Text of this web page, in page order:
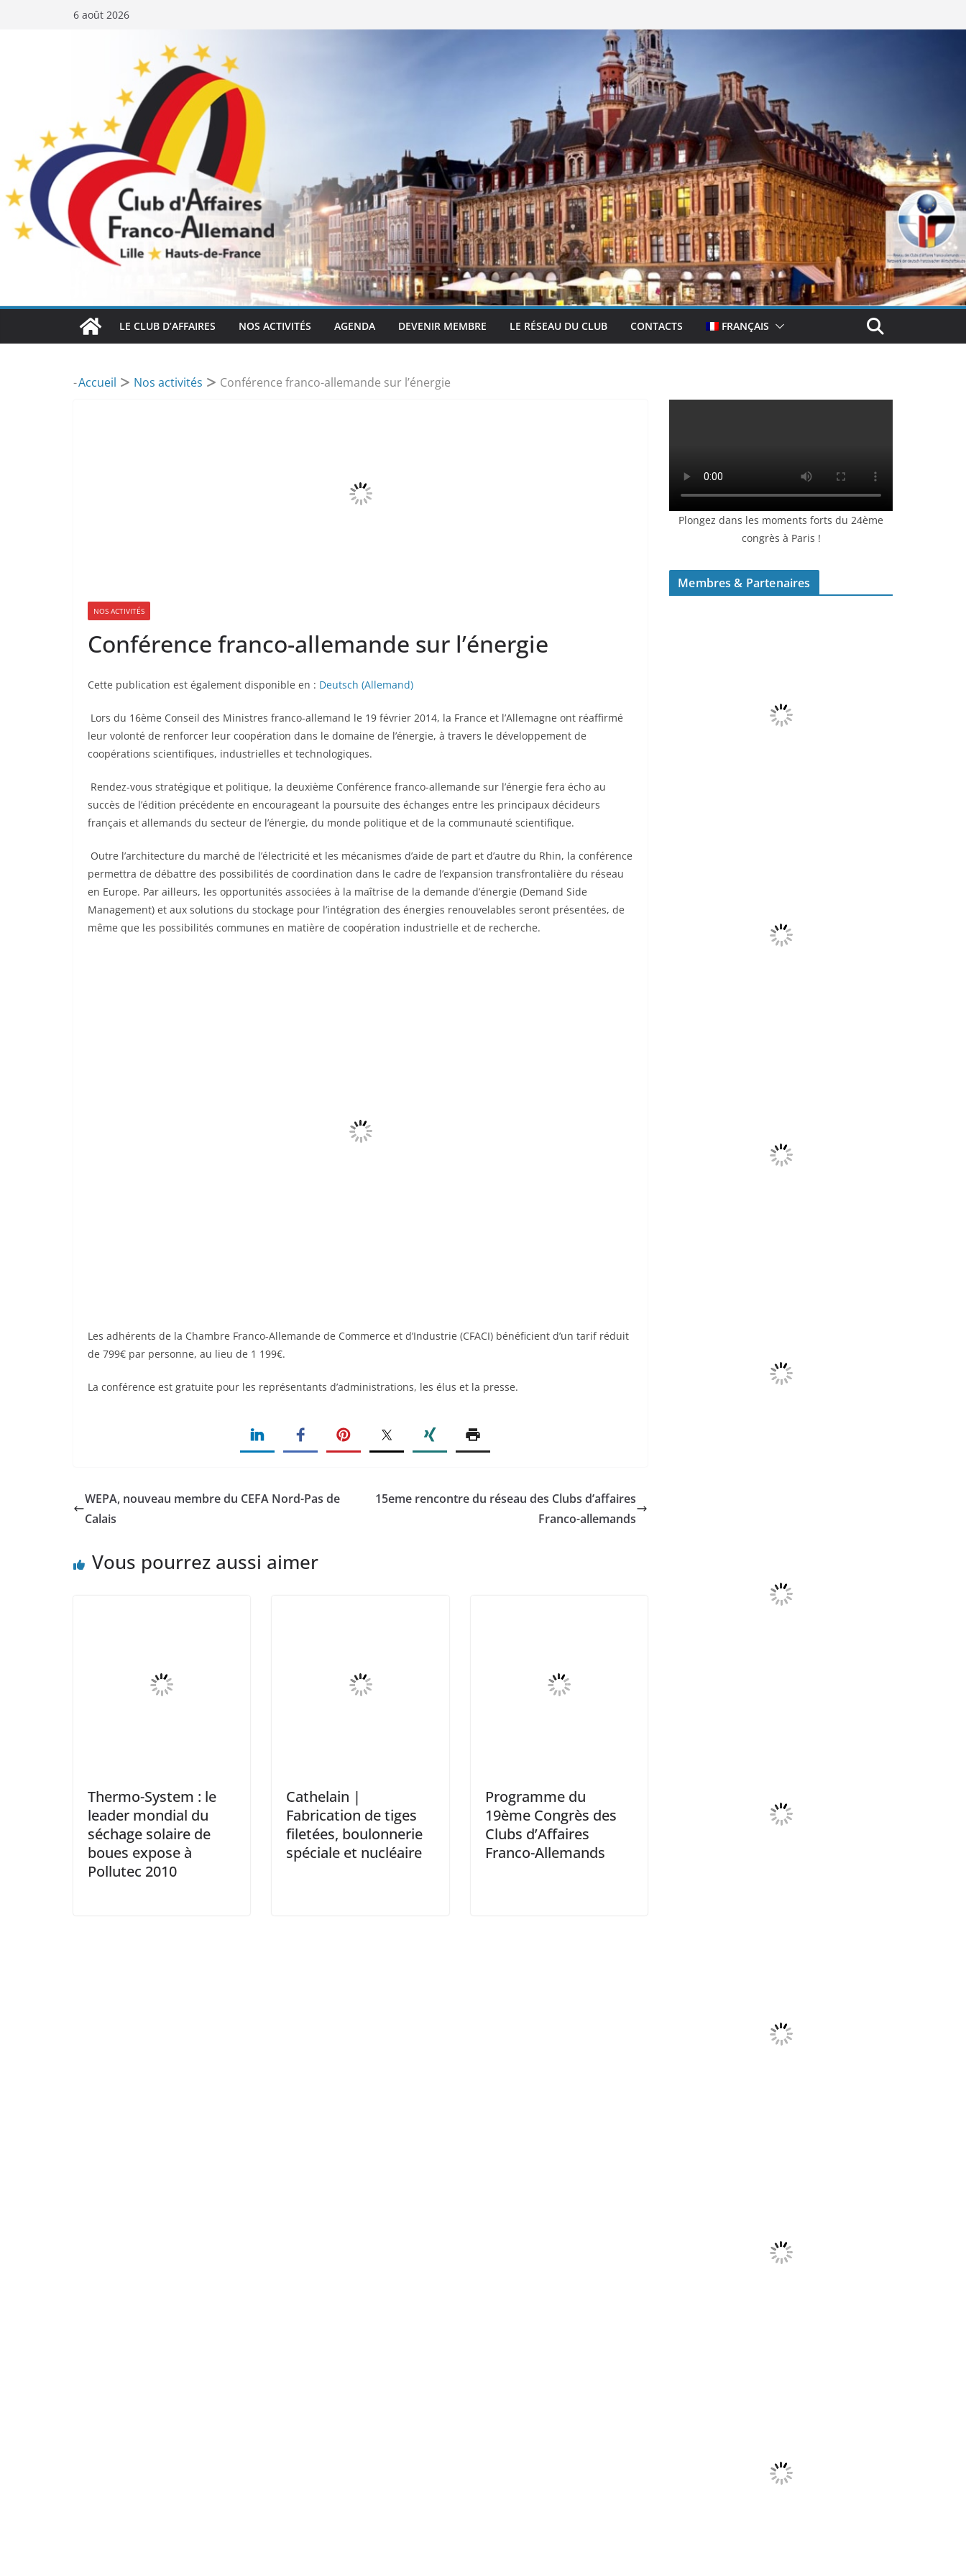
6 août 2026
LE CLUB D’AFFAIRES NOS ACTIVITÉS AGENDA DEVENIR MEMBRE LE RÉSEAU DU CLUB CONTACTS FRANÇAIS
-Accueil Nos activités Conférence franco-allemande sur l’énergie
NOS ACTIVITÉS
Conférence franco-allemande sur l’énergie
Cette publication est également disponible en : Deutsch (Allemand)
Lors du 16ème Conseil des Ministres franco-allemand le 19 février 2014, la France et l’Allemagne ont réaffirmé
leur volonté de renforcer leur coopération dans le domaine de l’énergie, à travers le développement de
coopérations scientifiques, industrielles et technologiques.
Rendez-vous stratégique et politique, la deuxième Conférence franco-allemande sur l’énergie fera écho au
succès de l’édition précédente en encourageant la poursuite des échanges entre les principaux décideurs
français et allemands du secteur de l’énergie, du monde politique et de la communauté scientifique.
Outre l’architecture du marché de l’électricité et les mécanismes d’aide de part et d’autre du Rhin, la conférence
permettra de débattre des possibilités de coordination dans le cadre de l’expansion transfrontalière du réseau
en Europe. Par ailleurs, les opportunités associées à la maîtrise de la demande d’énergie (Demand Side
Management) et aux solutions du stockage pour l’intégration des énergies renouvelables seront présentées, de
même que les possibilités communes en matière de coopération industrielle et de recherche.
Les adhérents de la Chambre Franco-Allemande de Commerce et d’Industrie (CFACI) bénéficient d’un tarif réduit
de 799€ par personne, au lieu de 1 199€.
La conférence est gratuite pour les représentants d’administrations, les élus et la presse.
WEPA, nouveau membre du CEFA Nord-Pas de
Calais
15eme rencontre du réseau des Clubs d’affaires
Franco-allemands
Vous pourrez aussi aimer
Thermo-System : le
leader mondial du
séchage solaire de
boues expose à
Pollutec 2010
Cathelain |
Fabrication de tiges
filetées, boulonnerie
spéciale et nucléaire
Programme du
19ème Congrès des
Clubs d’Affaires
Franco-Allemands
Plongez dans les moments forts du 24ème
congrès à Paris !
Membres & Partenaires